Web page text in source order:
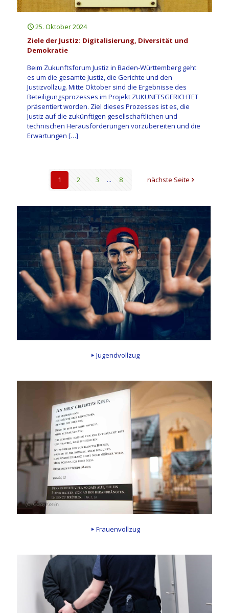
25. Oktober 2024
Ziele der Justiz: Digitalisierung, Diversität und
Demokratie
Beim Zukunftsforum Justiz in Baden-Württemberg geht
es um die gesamte Justiz, die Gerichte und den
Justizvollzug. Mitte Oktober sind die Ergebnisse des
Beteiligungsprozesses im Projekt ZUKUNFTSGERICHTET
präsentiert worden. Ziel dieses Prozesses ist es, die
Justiz auf die zukünftigen gesellschaftlichen und
technischen Herausforderungen vorzubereiten und die
Erwartungen […]
1 2 3 ... 8 nächste Seite
Jugendvollzug
Frauenvollzug